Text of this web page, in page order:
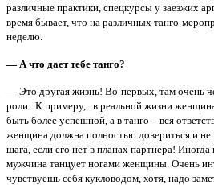
различные практики, спецкурсы у заезжих
время бывает, что на различных танго-
неделю.
— А что дает тебе танго?
— Это другая жизнь! Во-первых, там очень
роли. К примеру, в реальной жизни
быть более успешной, а в танго – вся
женщина должна полностью довериться и не
шага, если его нет в планах партнера! Иногда
мужчина танцует ногами женщины. Очень
чувствуешь себя кукловодом, хотя, надо